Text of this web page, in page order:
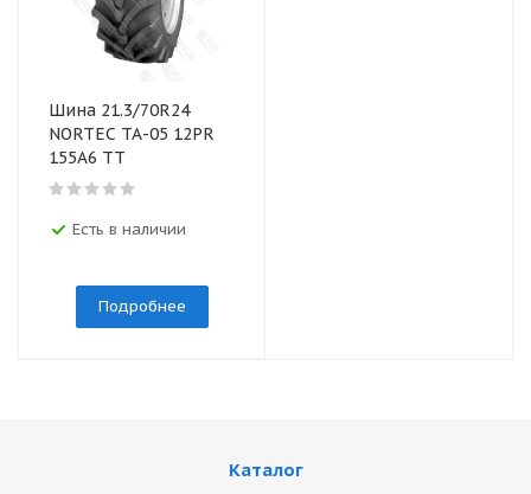
Шина 21.3/70R24
NORTEC ТА-05 12PR
155А6 TT
Есть в наличии
Подробнее
Каталог